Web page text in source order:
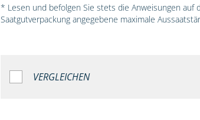
* Lesen und befolgen Sie stets die Anweisungen
Saatgutverpackung angegebene maximale
VERGLEICHEN